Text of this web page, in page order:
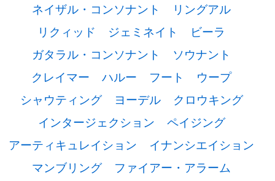
ネイザル・コンソナント
リングアル
リクィッド
ジェミネイト
ビーラ
ガタラル・コンソナント
ソウナント
クレイマー
ハルー フート
ウープ
シャウティング
ヨーデル
クロウキング
インタージェクション
ペイジング
アーティキュレイション
イナンシエイション
マンブリング
ファイアー・アラーム